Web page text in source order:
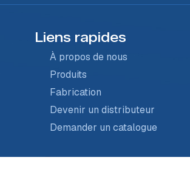
Liens rapides
À propos de nous
Produits
Fabrication
Devenir un distributeur
Demander un catalogue